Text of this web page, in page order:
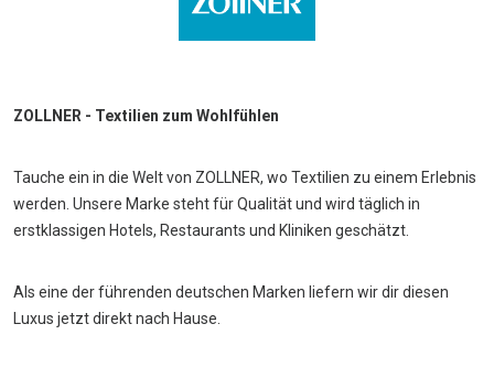
ZOLLNER - Textilien zum Wohlfühlen
Tauche ein in die Welt von ZOLLNER, wo Textilien zu einem Erlebnis
werden. Unsere Marke steht für Qualität und wird täglich in
erstklassigen Hotels, Restaurants und Kliniken geschätzt.
Als eine der führenden deutschen Marken liefern wir dir diesen
Luxus jetzt direkt nach Hause.